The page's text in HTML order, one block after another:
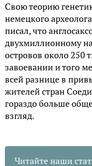
Свою теорию
немецкого
писал, что
двухмиллионному
островов около 250
завоевании и того
всей разнице в
жителей стран
гораздо больше
взгляд.
Читайте наши